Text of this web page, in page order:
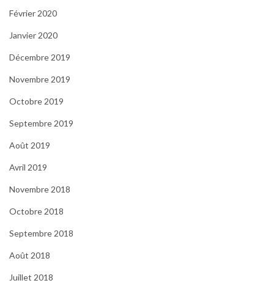
Février 2020
Janvier 2020
Décembre 2019
Novembre 2019
Octobre 2019
Septembre 2019
Août 2019
Avril 2019
Novembre 2018
Octobre 2018
Septembre 2018
Août 2018
Juillet 2018